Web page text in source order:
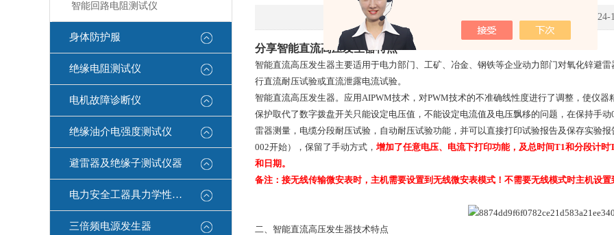
智能回路电阻测试仪
身体防护服
绝缘电阻测试仪
电机故障诊断仪
绝缘油介电强度测试仪
避雷器及绝缘子测试仪器
电力安全工器具力学性能试验机
三倍频电源发生器
点击次数：1679 更新时间：2024-
分享智能直流高压发生器特点
智能直流高压发生器主要适用于电力部门、工矿、冶金、钢铁等企业动力部门对氧化锌避
行直流耐压试验或直流泄露电流试验。
智能直流高压发生器。应用AIPWM技术，对PWM技术的不准确线性度进行了调整，使仪
保护取代了数字拨盘开关只能设定电压值，不能设定电流值及电压飘移的问题，在保持手
雷器测量，电缆分段耐压试验，自动耐压试验功能，并可以直接打印试验报告及保存实验
002开始），保留了手动方式， 增加了任意电压、电流下打印功能，及总时间T1和分段计
和日期。
备注：接无线传输微安表时，主机需要设置到无线微安表模式！不需要无线模式时主机设置
二、智能直流高压发生器技术特点